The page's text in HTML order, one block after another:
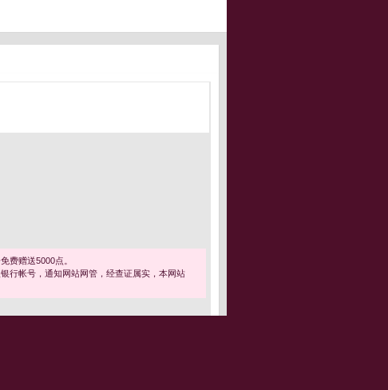
费赠送5000点。
行帐号，通知网站网管，经查证属实，本网站